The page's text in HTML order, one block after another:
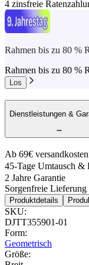
4 zinsfreie
Rahmen bis zu 80 %
Rahmen bis zu 80 %
Los
Dienstleistungen &
Ab 69€
45-Tage Umtausch &
2 Jahre Garantie
Sorgenfreie
Produktdetails
SKU:
DJTT355901-01
Form:
Geometrisch
Größe: